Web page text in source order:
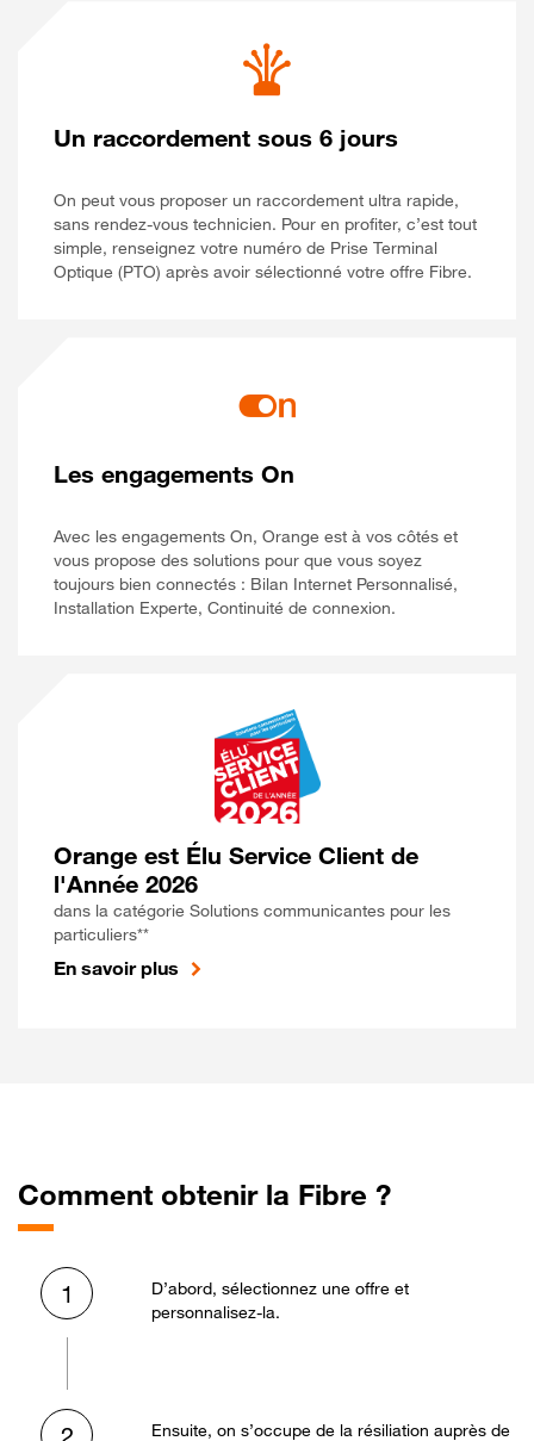
Un raccordement sous 6 jours
On peut vous proposer un raccordement ultra rapide,
sans rendez-vous technicien. Pour en profiter, c’est tout
simple, renseignez votre numéro de Prise Terminal
Optique (PTO) après avoir sélectionné votre offre Fibre.
Les engagements On
Avec les engagements On, Orange est à vos côtés et
vous propose des solutions pour que vous soyez
toujours bien connectés : Bilan Internet Personnalisé,
Installation Experte, Continuité de connexion.
Orange est Élu Service Client de
l'Année 2026
dans la catégorie Solutions communicantes pour les
particuliers**
En savoir plus
Comment obtenir la Fibre ?
1
D’abord, sélectionnez une offre et
personnalisez-la.
Ensuite, on s’occupe de la résiliation auprès de